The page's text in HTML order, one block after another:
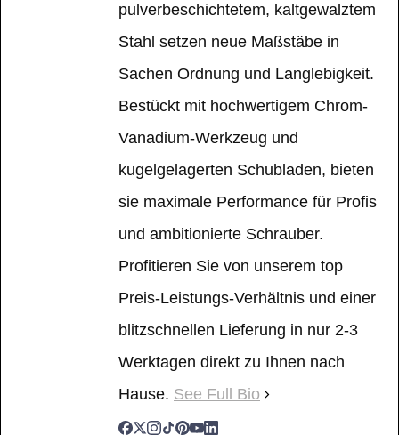
pulverbeschichtetem, kaltgewalztem
Stahl setzen neue Maßstäbe in
Sachen Ordnung und Langlebigkeit.
Bestückt mit hochwertigem Chrom-
Vanadium-Werkzeug und
kugelgelagerten Schubladen, bieten
sie maximale Performance für Profis
und ambitionierte Schrauber.
Profitieren Sie von unserem top
Preis-Leistungs-Verhältnis und einer
blitzschnellen Lieferung in nur 2-3
Werktagen direkt zu Ihnen nach
Hause. See Full Bio